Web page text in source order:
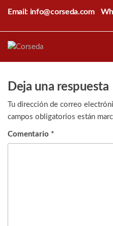
contenido
Email: info@corseda.com
sericultura
Deja una respuesta
Tu dirección de correo
campos obligatorios están
Comentario *